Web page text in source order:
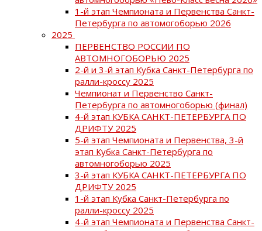
1-й этап Чемпионата и Первенства Санкт-
Петербурга по автомогоборью 2026
2025
ПЕРВЕНСТВО РОССИИ ПО
АВТОМНОГОБОРЬЮ 2025
2-й и 3-й этап Кубка Санкт-Петербурга по
ралли-кроссу 2025
Чемпионат и Первенство Санкт-
Петербурга по автомногоборью (финал)
4-й этап КУБКА САНКТ-ПЕТЕРБУРГА ПО
ДРИФТУ 2025
5-й этап Чемпионата и Первенства, 3-й
этап Кубка Санкт-Петербурга по
автомногоборью 2025
3-й этап КУБКА САНКТ-ПЕТЕРБУРГА ПО
ДРИФТУ 2025
1-й этап Кубка Санкт-Петербурга по
ралли-кроссу 2025
4-й этап Чемпионата и Первенства Санкт-